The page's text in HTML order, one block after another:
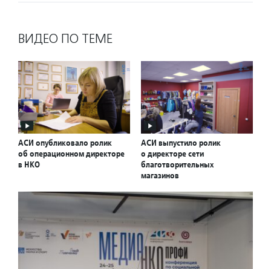
ВИДЕО ПО ТЕМЕ
АСИ опубликовало ролик
об операционном директоре
в НКО
АСИ выпустило ролик
о директоре сети
благотворительных
магазинов